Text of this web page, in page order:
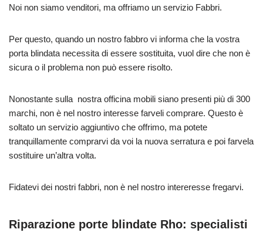
Noi non siamo venditori, ma offriamo un servizio Fabbri.
Per questo, quando un nostro fabbro vi informa che la vostra
porta blindata necessita di essere sostituita, vuol dire che non è
sicura o il problema non può essere risolto.
Nonostante sulla nostra officina mobili siano presenti più di 300
marchi, non è nel nostro interesse farveli comprare. Questo è
soltato un servizio aggiuntivo che offrimo, ma potete
tranquillamente comprarvi da voi la nuova serratura e poi farvela
sostituire un’altra volta.
Fidatevi dei nostri fabbri, non è nel nostro intereresse fregarvi.
Riparazione porte blindate Rho: specialisti